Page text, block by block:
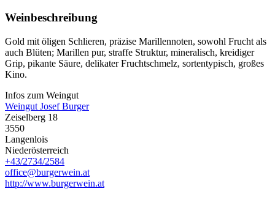
Weinbeschreibung
Gold mit öligen Schlieren, präzise Marillennoten, sowohl Frucht als
auch Blüten; Marillen pur, straffe Struktur, mineralisch, kreidiger
Grip, pikante Säure, delikater Fruchtschmelz, sortentypisch, großes
Kino.
Infos zum Weingut
Weingut Josef Burger
Zeiselberg 18
3550
Langenlois
Niederösterreich
+43/2734/2584
office@burgerwein.at
http://www.burgerwein.at